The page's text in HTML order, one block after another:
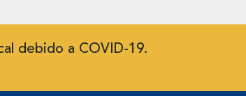
debido a COVID-19.